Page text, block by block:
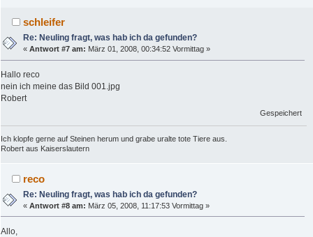
schleifer
Re: Neuling fragt, was hab ich da gefunden?
«Antwort #7 am: März 01, 2008, 00:34:52 Vormittag »
Hallo reco
nein ich meine das Bild 001.jpg
Robert
Gespeichert
Ich klopfe gerne auf Steinen herum und grabe uralte tote Tiere aus.
Robert aus Kaiserslautern
reco
Re: Neuling fragt, was hab ich da gefunden?
«Antwort #8 am: März 05, 2008, 11:17:53 Vormittag »
Allo,